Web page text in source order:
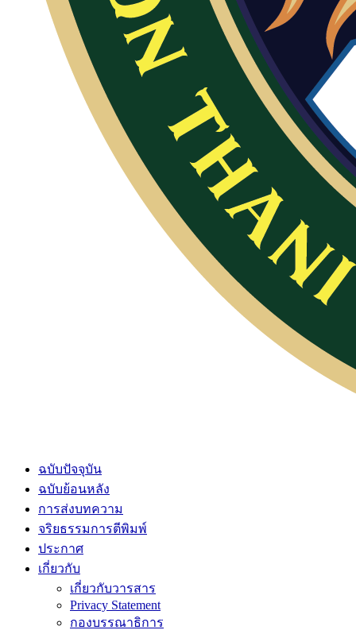
ฉบับปัจจุบัน
ฉบับย้อนหลัง
การส่งบทความ
จริยธรรมการตีพิมพ์
ประกาศ
เกี่ยวกับ
เกี่ยวกับวารสาร
Privacy Statement
กองบรรณาธิการ